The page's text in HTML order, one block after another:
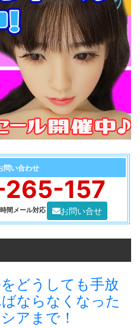
問い合わせ
157
メール対応 お問い合せ
どうしても手放
ならなくなった
アまで！